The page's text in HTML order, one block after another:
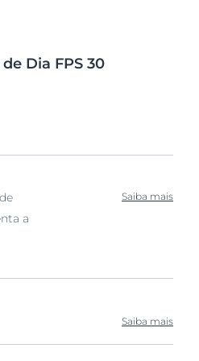
de Dia FPS 30
a
Saiba mais
Saiba mais